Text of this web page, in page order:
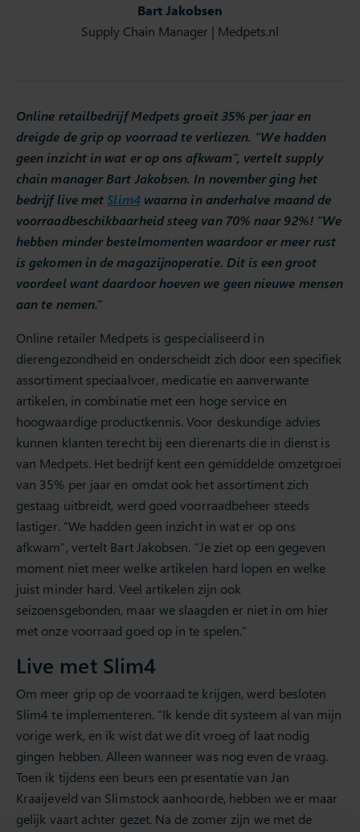
Bart Jakobsen
Supply Chain Manager | Medpets.nl
Online retailbedrijf Medpets groeit 35% per jaar en
dreigde de grip op voorraad te verliezen. “We hadden
geen inzicht in wat er op ons afkwam”, vertelt supply
chain manager Bart Jakobsen. In november ging het
bedrijf live metSlim4waarna in anderhalve maand de
voorraadbeschikbaarheid steeg van 70% naar 92%! “We
hebben minder bestelmomenten waardoor er meer rust
is gekomen in de magazijnoperatie. Dit is een groot
voordeel want daardoor hoeven we geen nieuwe mensen
aan te nemen.”
Online retailer Medpets is gespecialiseerd in
dierengezondheid en onderscheidt zich door een specifiek
assortiment speciaalvoer, medicatie en aanverwante
artikelen, in combinatie met een hoge service en
hoogwaardige productkennis. Voor deskundige advies
kunnen klanten terecht bij een dierenarts die in dienst is
van Medpets. Het bedrijf kent een gemiddelde omzetgroei
van 35% per jaar en omdat ook het assortiment zich
gestaag uitbreidt, werd goed voorraadbeheer steeds
lastiger. “We hadden geen inzicht in wat er op ons
afkwam”, vertelt Bart Jakobsen. “Je ziet op een gegeven
moment niet meer welke artikelen hard lopen en welke
juist minder hard. Veel artikelen zijn ook
seizoensgebonden, maar we slaagden er niet in om hier
met onze voorraad goed op in te spelen.”
Live met Slim4
Om meer grip op de voorraad te krijgen, werd besloten
Slim4 te implementeren. “Ik kende dit systeem al van mijn
vorige werk, en ik wist dat we dit vroeg of laat nodig
gingen hebben. Alleen wanneer was nog even de vraag.
Toen ik tijdens een beurs een presentatie van Jan
Kraaijeveld van Slimstock aanhoorde, hebben we er maar
gelijk vaart achter gezet. Na de zomer zijn we met de